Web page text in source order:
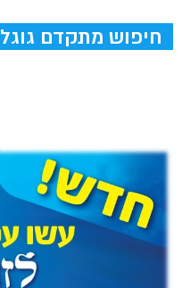
חיפוש מתקדם גוגל